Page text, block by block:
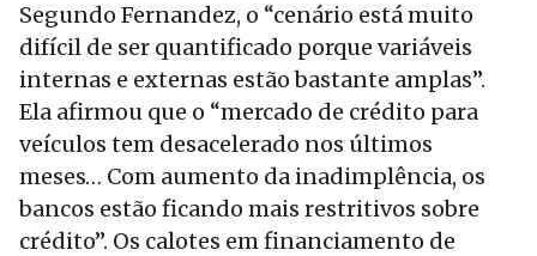
Segundo Fernandez, o “cenário está muito
difícil de ser quantificado porque variáveis
internas e externas estão bastante amplas”.
Ela afirmou que o “mercado de crédito para
veículos tem desacelerado nos últimos
meses… Com aumento da inadimplência, os
bancos estão ficando mais restritivos sobre
crédito”. Os calotes em financiamento de